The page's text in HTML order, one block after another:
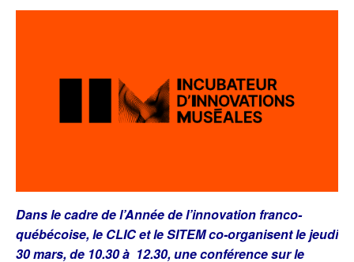
Dans le cadre de l’Année de l’innovation franco-
québécoise, le CLIC et le SITEM co-organisent le jeudi
30 mars, de 10.30 à 12.30, une conférence sur le